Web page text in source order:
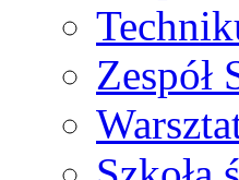
Zespół